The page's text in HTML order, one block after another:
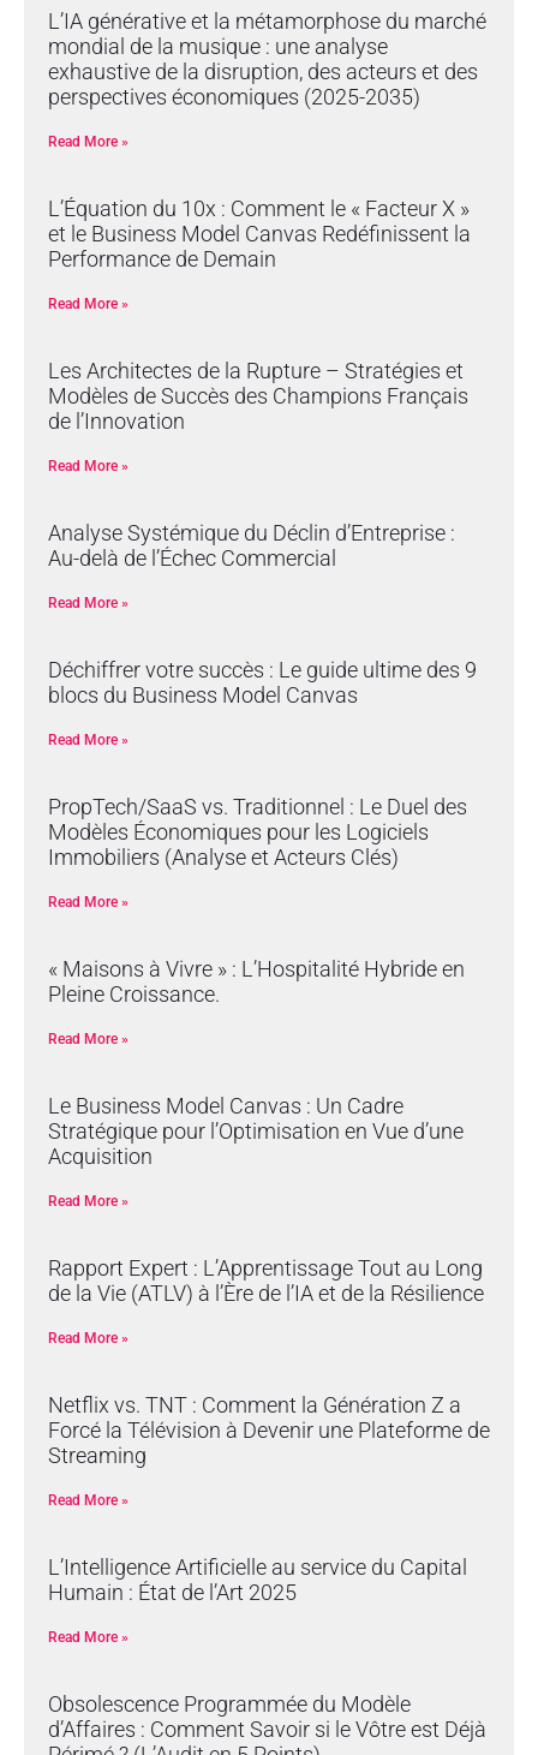
L’IA générative et la métamorphose du marché
mondial de la musique : une analyse
exhaustive de la disruption, des acteurs et des
perspectives économiques (2025-2035)
Read More »
L’Équation du 10x : Comment le « Facteur X »
et le Business Model Canvas Redéfinissent la
Performance de Demain
Read More »
Les Architectes de la Rupture – Stratégies et
Modèles de Succès des Champions Français
de l’Innovation
Read More »
Analyse Systémique du Déclin d’Entreprise :
Au-delà de l’Échec Commercial
Read More »
Déchiffrer votre succès : Le guide ultime des 9
blocs du Business Model Canvas
Read More »
PropTech/SaaS vs. Traditionnel : Le Duel des
Modèles Économiques pour les Logiciels
Immobiliers (Analyse et Acteurs Clés)
Read More »
« Maisons à Vivre » : L’Hospitalité Hybride en
Pleine Croissance.
Read More »
Le Business Model Canvas : Un Cadre
Stratégique pour l’Optimisation en Vue d’une
Acquisition
Read More »
Rapport Expert : L’Apprentissage Tout au Long
de la Vie (ATLV) à l’Ère de l’IA et de la Résilience
Read More »
Netflix vs. TNT : Comment la Génération Z a
Forcé la Télévision à Devenir une Plateforme de
Streaming
Read More »
L’Intelligence Artificielle au service du Capital
Humain : État de l’Art 2025
Read More »
Obsolescence Programmée du Modèle
d’Affaires : Comment Savoir si le Vôtre est Déjà